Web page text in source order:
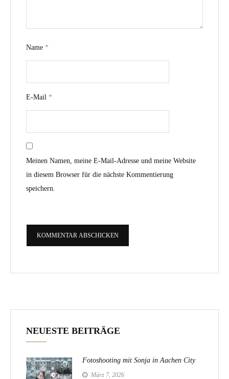
Name *
E-Mail *
Meinen Namen, meine E-Mail-Adresse und meine Website
in diesem Browser für die nächste Kommentierung
speichern.
NEUESTE BEITRÄGE
Fotoshooting mit Sonja in Aachen City
März 7, 2026